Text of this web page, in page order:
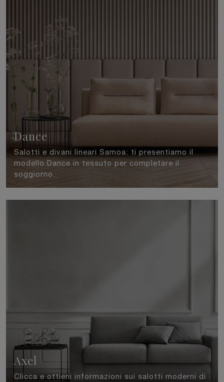
Dance
Salotti e divani lineari Samoa: ti presentiamo il
modello Dance in tessuto per completare il
soggiorno.
Axel
Clicca e ottieni informazioni sui salotti moderni di